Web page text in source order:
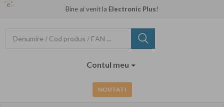
Bine ai venit la Electronic Plus!
Contul meu
NOUTATI